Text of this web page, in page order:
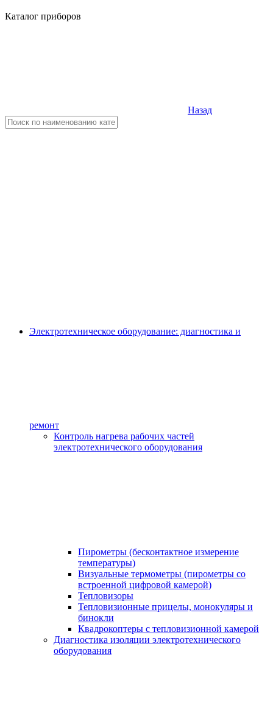
Каталог приборов
Назад
Электротехническое оборудование: диагностика и
ремонт
Контроль нагрева рабочих частей
электротехнического оборудования
Пирометры (бесконтактное измерение
температуры)
Визуальные термометры (пирометры со
встроенной цифровой камерой)
Тепловизоры
Тепловизионные прицелы, монокуляры и
бинокли
Квадрокоптеры с тепловизионной камерой
Диагностика изоляции электротехнического
оборудования